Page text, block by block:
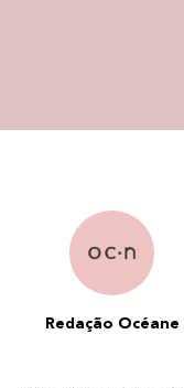
Redação Océane